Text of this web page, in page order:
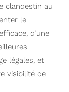
clandestin au
le
d’une
légales, et
visibilité de